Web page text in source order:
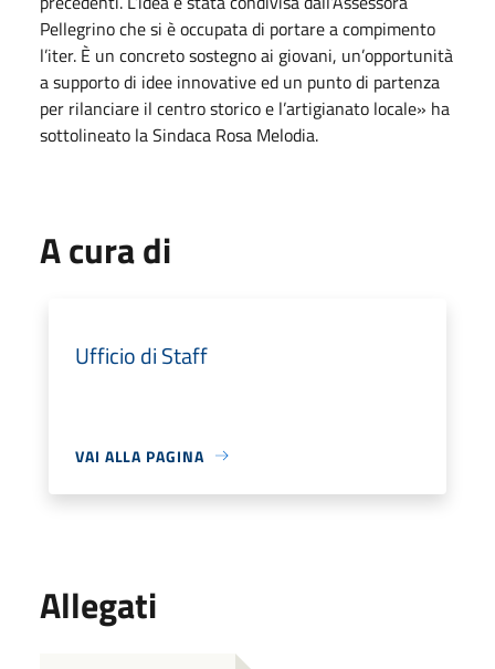
Pellegrino che si è occupata di portare a compimento
l’iter. È un concreto sostegno ai giovani, un’opportunità
a supporto di idee innovative ed un punto di partenza
per rilanciare il centro storico e l’artigianato locale» ha
sottolineato la Sindaca Rosa Melodia.
A cura di
Ufficio di Staff
VAI ALLA PAGINA
Allegati